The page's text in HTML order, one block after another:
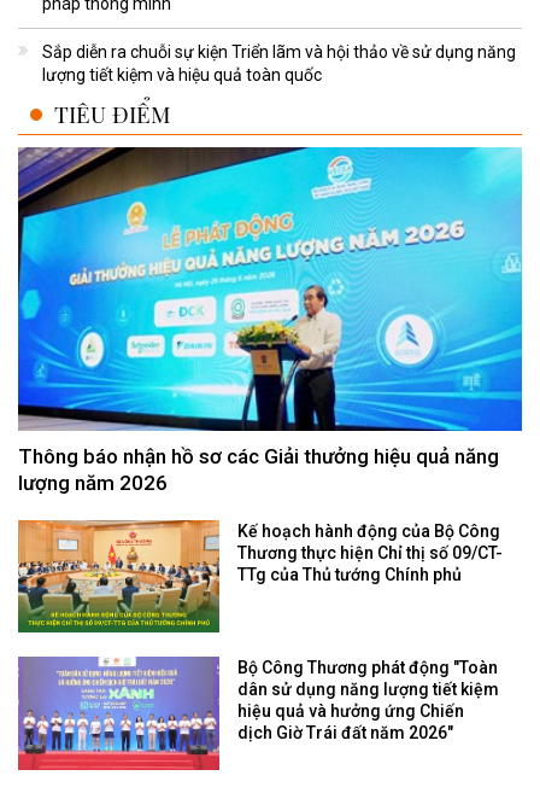
Sắp diễn ra chuỗi sự kiện Triển lãm và hội thảo về sử dụng năng
lượng tiết kiệm và hiệu quả toàn quốc
TIÊU ĐIỂM
Thông báo nhận hồ sơ các Giải thưởng hiệu quả năng
lượng năm 2026
Kế hoạch hành động của Bộ Công
Thương thực hiện Chỉ thị số 09/CT-
TTg của Thủ tướng Chính phủ
Bộ Công Thương phát động "Toàn
dân sử dụng năng lượng tiết kiệm
hiệu quả và hưởng ứng Chiến
dịch Giờ Trái đất năm 2026"